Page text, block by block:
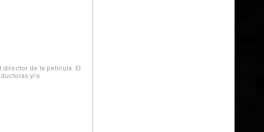
de la película. El
y/o